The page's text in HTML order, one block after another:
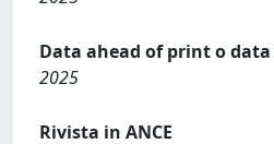
Data ahead of print o
2025
Rivista in ANCE